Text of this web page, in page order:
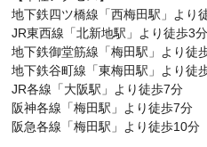
地下鉄四ツ橋線「西梅田駅」より
JR東西線「北新地駅」より徒歩3分
地下鉄御堂筋線「梅田駅」より徒
地下鉄谷町線「東梅田駅」より徒
JR各線「大阪駅」より徒歩7分
阪神各線「梅田駅」より徒歩7分
阪急各線「梅田駅」より徒歩10分